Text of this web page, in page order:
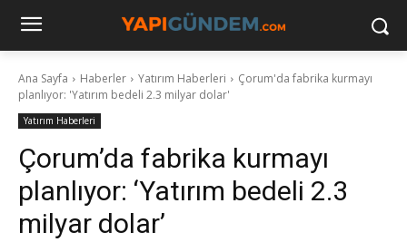
Ana Sayfa Haberler Yatırım Haberleri
Çorum'da fabrika kurmayı
planlıyor: 'Yatırım bedeli 2.3 milyar dolar'
Yatırım Haberleri
Çorum’da fabrika kurmayı
planlıyor: ‘Yatırım bedeli 2.3
milyar dolar’